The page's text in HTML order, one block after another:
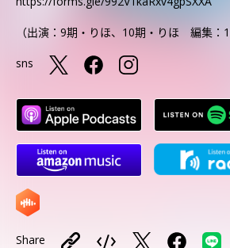
（出演：9期・りほ、10期・りほ 編集：
sns
Share